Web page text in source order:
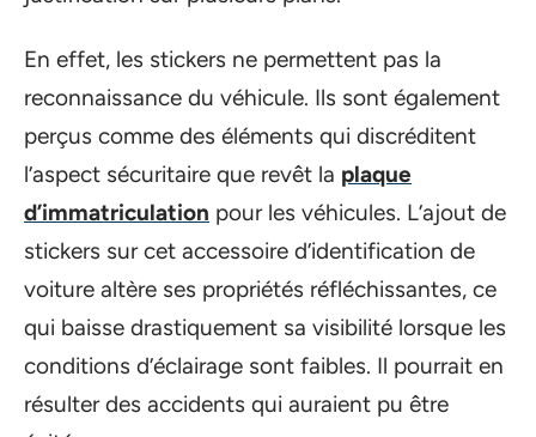
En effet, les stickers ne permettent pas la
reconnaissance du véhicule. Ils sont également
perçus comme des éléments qui discréditent
l’aspect sécuritaire que revêt la plaque
d’immatriculation pour les véhicules. L’ajout de
stickers sur cet accessoire d’identification de
voiture altère ses propriétés réfléchissantes, ce
qui baisse drastiquement sa visibilité lorsque les
conditions d’éclairage sont faibles. Il pourrait en
résulter des accidents qui auraient pu être